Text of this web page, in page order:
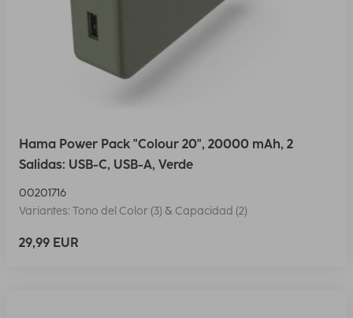
Hama Power Pack "Colour 20", 20000 mAh, 2
Salidas: USB-C, USB-A, Verde
00201716
Variantes: Tono del Color (3) & Capacidad (2)
29,99 EUR